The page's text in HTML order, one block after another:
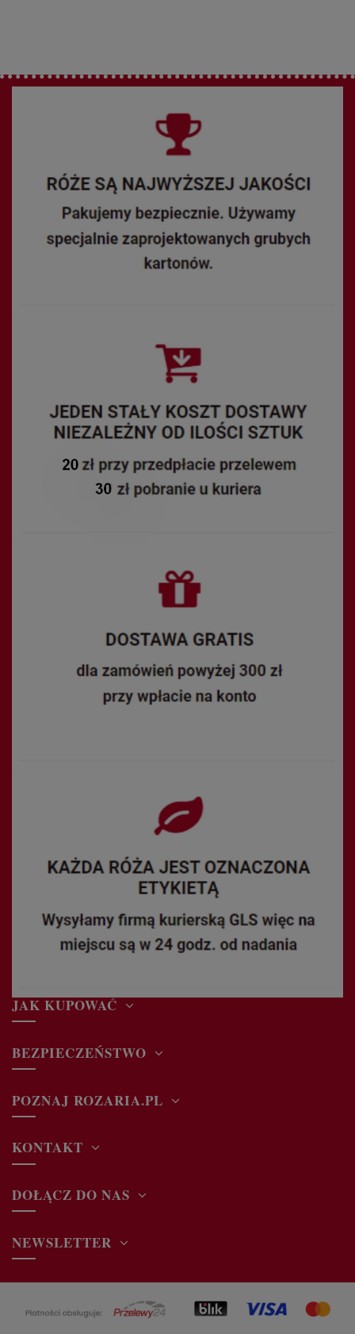
JAK KUPOWAĆ
BEZPIECZEŃSTWO
POZNAJ ROZARIA.PL
KONTAKT
DOŁĄCZ DO NAS
NEWSLETTER